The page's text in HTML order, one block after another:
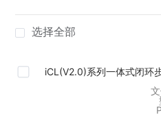
选择全部
iCL(V2.0)系列一体式闭环